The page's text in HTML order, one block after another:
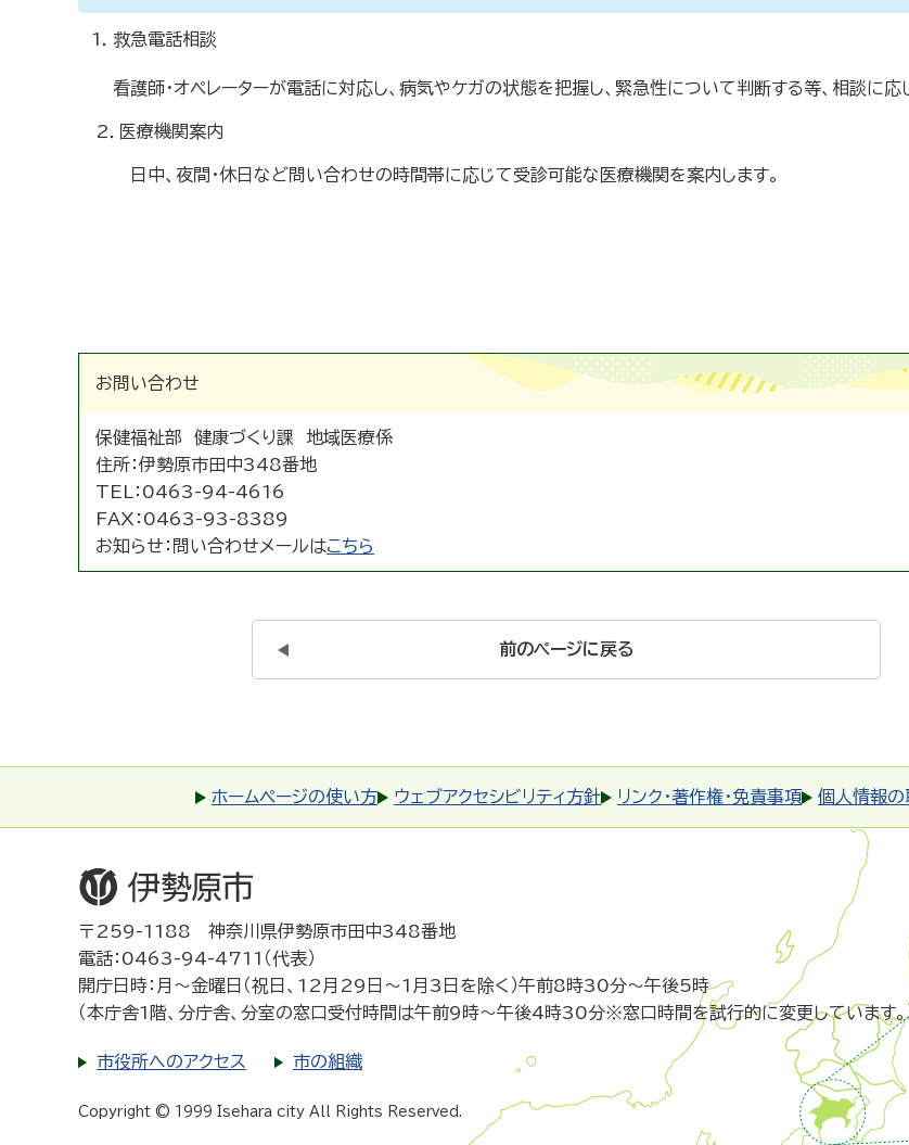
救急電話相談
看護師・オペレーターが電話に対応し、病気やケガの状態を把握し、緊急性について判断する等、相談に応
2．医療機関案内
日中、夜間・休日など問い合わせの時間帯に応じて受診可能な医療機関を案内します。
お問い合わせ
保健福祉部 健康づくり課 地域医療係
住所：伊勢原市田中348番地
TEL： 0463-94-4616
FAX： 0463-93-8389
お知らせ： 問い合わせメールはこちら
前のページに戻る
ホームページの使い方 ウェブアクセシビリティ方針 リンク・著作権・免責事項 個人情報の
〒259-1188 神奈川県伊勢原市田中348番地
電話：0463-94-4711（代表）
開庁日時：月～金曜日（祝日、12月29日～1月3日を除く）午前8時30分～午後5時
（本庁舎1階、分庁舎、分室の窓口受付時間は午前9時～午後4時30分※窓口時間を試行的に変更しています。
市役所へのアクセス 市の組織
Copyright © 1999 Isehara city All Rights Reserved.